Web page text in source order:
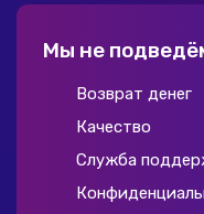
Мы не
Возврат денег
Качество
Служба